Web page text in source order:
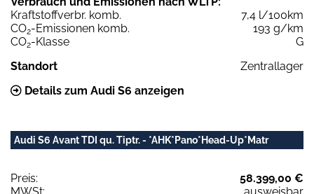
Kraftstoffverbr. komb.
7,4 l/100km
CO2-Emissionen komb.
193 g/km
CO2-Klasse
G
Standort
Zentrallager
Details zum Audi S6 anzeigen
Audi S6 Avant TDI qu. Tiptr. - *AHK*Pano*Head-Up*Matr
Preis:
58.399,00 €
MWSt:
ausweisbar